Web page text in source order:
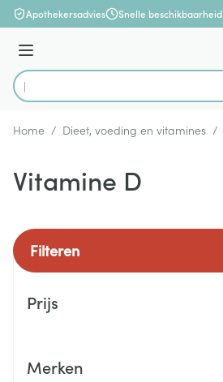
Ga naar de inhoud
Apothekersadvies Snelle beschikbaarheid
Menu
Product, merk, categorie...
Home / Dieet, voeding en vitamines /
Vitamine D
Filteren
Prijs
Merken